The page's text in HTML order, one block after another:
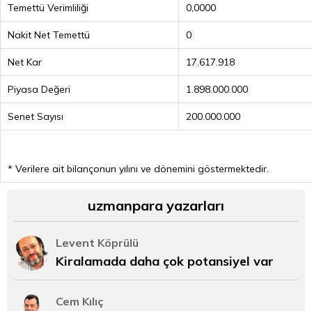
Temettü Verimliliği 0,0000
Nakit Net Temettü 0
Net Kar 17.617.918
Piyasa Değeri 1.898.000.000
Senet Sayısı 200.000.000
* Verilere ait bilançonun yılını ve dönemini göstermektedir.
uzmanpara yazarları
Levent Köprülü
Kiralamada daha çok potansiyel var
Cem Kılıç